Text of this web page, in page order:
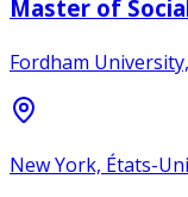
Master of
Fordham
New York, États-